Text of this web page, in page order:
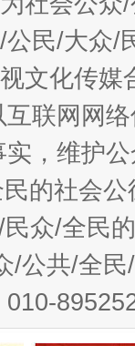
民/大众/
文化传
联网网
，维护
的社会公
众/全民
/公共/全
010-